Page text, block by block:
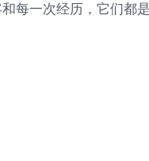
每一次经历，它们都